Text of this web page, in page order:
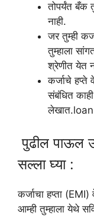
तोपर्यंत बँक
नाही.
जर तुम्ही
तुम्हाला
श्रेणीत येत
कर्जाचे हप्ते
संबंधित
पुढील पाऊल
सल्ला घ्या :
कर्जाचा हप्ता (EMI)
आम्ही तुम्हाला येथे